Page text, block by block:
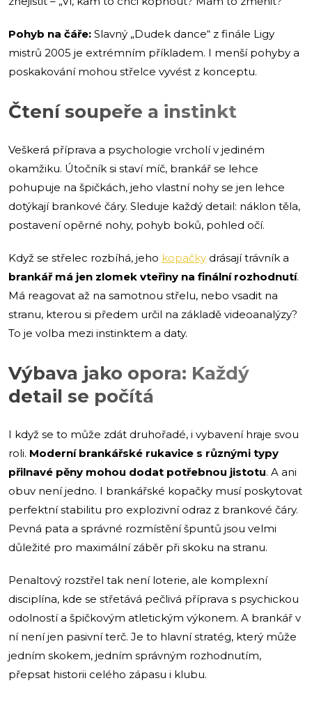
Pohyb na čáře: Slavný „Dudek dance“ z finále Ligy
mistrů 2005 je extrémním příkladem. I menší pohyby a
poskakování mohou střelce vyvést z konceptu.
Čtení soupeře a instinkt
Veškerá příprava a psychologie vrcholí v jediném
okamžiku. Útočník si staví míč, brankář se lehce
pohupuje na špičkách, jeho vlastní nohy se jen lehce
dotýkají brankové čáry. Sleduje každý detail: náklon těla,
postavení opěrné nohy, pohyb boků, pohled očí.
Když se střelec rozbíhá, jeho kopačky drásají trávník a
brankář má jen zlomek vteřiny na finální rozhodnutí.
Má reagovat až na samotnou střelu, nebo vsadit na
stranu, kterou si předem určil na základě videoanalýzy?
To je volba mezi instinktem a daty.
Výbava jako opora: Každý
detail se počítá
I když se to může zdát druhořadé, i vybavení hraje svou
roli. Moderní brankářské rukavice s různými typy
přilnavé pěny mohou dodat potřebnou jistotu. A ani
obuv není jedno. I brankářské kopačky musí poskytovat
perfektní stabilitu pro explozivní odraz z brankové čáry.
Pevná pata a správné rozmístění špuntů jsou velmi
důležité pro maximální záběr při skoku na stranu.
Penaltový rozstřel tak není loterie, ale komplexní
disciplína, kde se střetává pečlivá příprava s psychickou
odolností a špičkovým atletickým výkonem. A brankář v
ní není jen pasivní terč. Je to hlavní stratég, který může
jedním skokem, jedním správným rozhodnutím,
přepsat historii celého zápasu i klubu.